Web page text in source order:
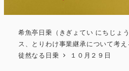
希魚亭日乗（きぎょてい にちじょ
ス、とりわけ事業継承について考
徒然なる日乗
１０月２９日